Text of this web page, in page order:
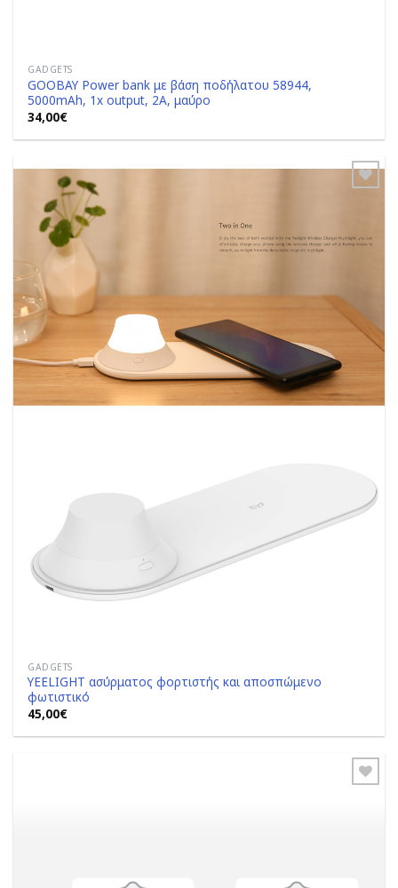
GADGETS
GOOBAY Power bank με βάση ποδήλατου 58944,
5000mAh, 1x output, 2A, μαύρο
34,00€
Wishlist
GADGETS
YEELIGHT ασύρματος φορτιστής και αποσπώμενο
φωτιστικό
45,00€